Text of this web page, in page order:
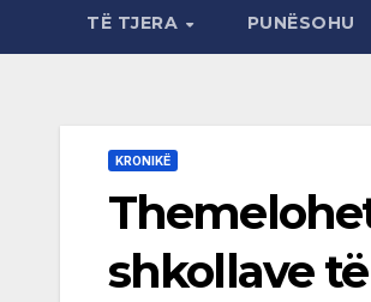
TË TJERA PUNËSOHU
KRONIKË
shkollave